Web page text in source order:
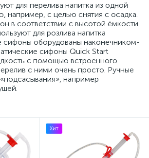
для перелива напитка из одной
например, с целью снятия с осадка.
в соответствии с высотой ёмкости.
для розлива напитка
сифоны оборудованы наконечником-
сифоны Quick Start
с помощью встроенного
с ними очень просто. Ручные
например
Хит